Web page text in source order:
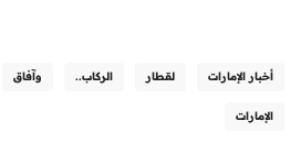
أخبار الإمارات لقطار الركاب.. وآفاق
الإمارات